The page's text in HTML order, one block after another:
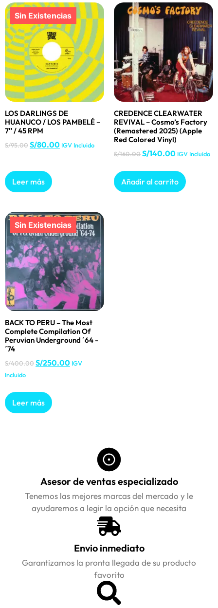
LOS DARLINGS DE
HUANUCO / LOS PAMBELÉ –
7″ / 45 RPM
S/95.00S/80.00 IGV Incluido
Leer más
CREDENCE CLEARWATER
REVIVAL – Cosmo’s Factory
(Remastered 2025) (Apple
Red Colored Vinyl)
S/160.00S/140.00 IGV Incluido
Añadir al carrito
BACK TO PERU – The Most
Complete Compilation Of
Peruvian Underground ´64 -
´74
S/400.00S/250.00 IGV
Incluido
Leer más
Asesor de ventas especializado
Tenemos las mejores marcas del mercado y le
ayudaremos a legir la opción que necesita
Envio inmediato
Garantizamos la pronta llegada de su producto
favorito